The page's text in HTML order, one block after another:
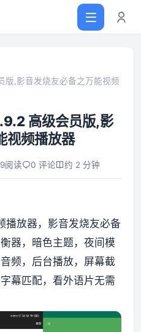
,影音发烧友必备之万能视频
高级会员版,影
视频播放器
阅读 0 评论 约 2 分钟
播放器，影音发烧友必备
器，暗色主题，夜间模
频，后台播放，屏幕截
幕匹配，看外语片无需